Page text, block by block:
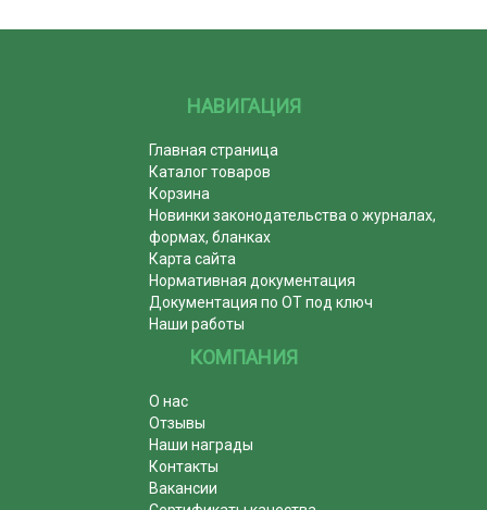
НАВИГАЦИЯ
Главная страница
Каталог товаров
Корзина
Новинки законодательства о журналах,
формах, бланках
Карта сайта
Нормативная документация
Документация по ОТ под ключ
Наши работы
КОМПАНИЯ
О нас
Отзывы
Наши награды
Контакты
Вакансии